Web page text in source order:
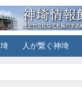
人が繋ぐ神埼